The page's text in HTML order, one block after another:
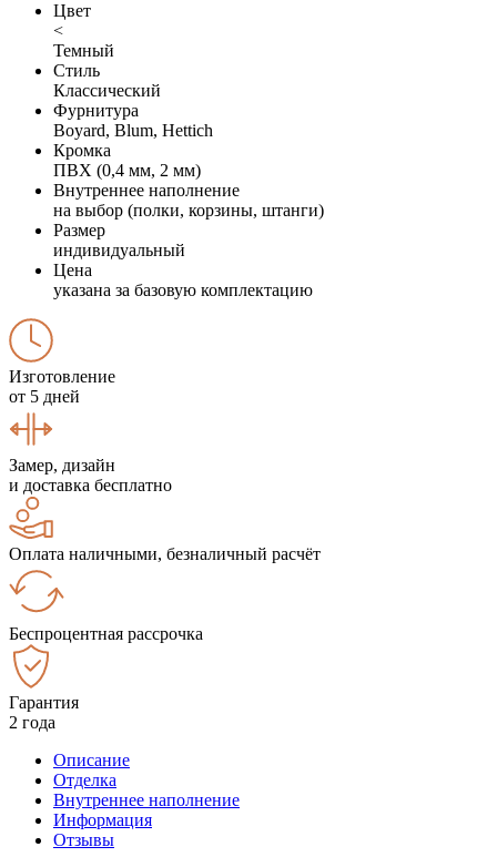
Цвет
<
Темный
Стиль
Классический
Фурнитура
Boyard, Blum, Hettich
Кромка
ПВХ (0,4 мм, 2 мм)
Внутреннее наполнение
на выбор (полки, корзины, штанги)
Размер
индивидуальный
Цена
указана за базовую комплектацию
Изготовление
от 5 дней
Замер, дизайн
и доставка бесплатно
Оплата наличными, безналичный расчёт
Беспроцентная рассрочка
Гарантия
2 года
Описание
Отделка
Внутреннее наполнение
Информация
Отзывы